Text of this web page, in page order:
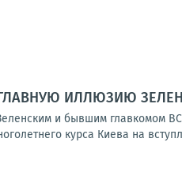
ИЛЛЮЗИЮ
и бывшим главкомом
курса Киева на